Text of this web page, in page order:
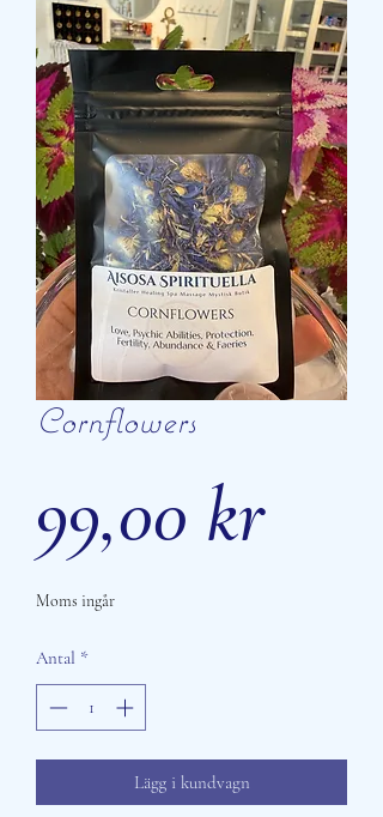
Cornflowers
99,00 krPris
Moms ingår
Antal *
Lägg i kundvagn